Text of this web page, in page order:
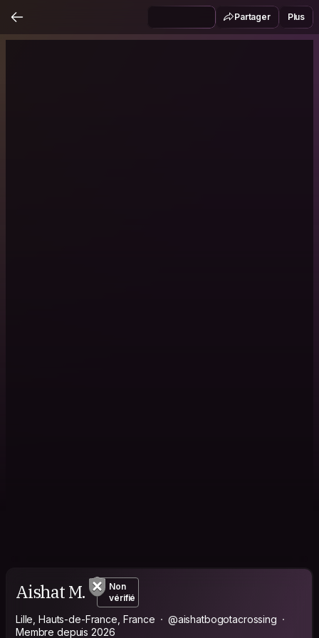
Partager Plus
Aishat M.
Non
vérifié
Lille, Hauts-de-France, France
@aishatbogotacrossing
Membre depuis 2026